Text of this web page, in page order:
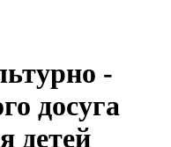
-
досуга
детей